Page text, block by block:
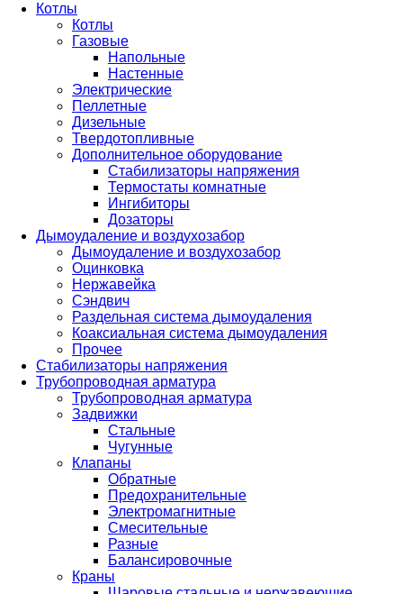
Котлы
Котлы
Газовые
Напольные
Настенные
Электрические
Пеллетные
Дизельные
Твердотопливные
Дополнительное оборудование
Стабилизаторы напряжения
Термостаты комнатные
Ингибиторы
Дозаторы
Дымоудаление и воздухозабор
Дымоудаление и воздухозабор
Оцинковка
Нержавейка
Сэндвич
Раздельная система дымоудаления
Коаксиальная система дымоудаления
Прочее
Стабилизаторы напряжения
Трубопроводная арматура
Трубопроводная арматура
Задвижки
Стальные
Чугунные
Клапаны
Обратные
Предохранительные
Электромагнитные
Смесительные
Разные
Балансировочные
Краны